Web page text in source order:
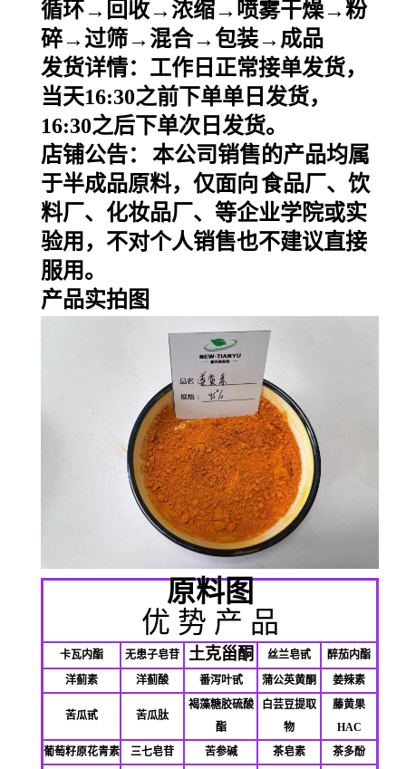
循环→回收→浓缩→喷雾干燥→粉
碎→过筛→混合→包装→成品
发货详情：工作日正常接单发货，
当天16:30之前下单单日发货，
16:30之后下单次日发货。
店铺公告：
本公司销售的产品均属
于半成品原料，仅面向食品厂、饮
料厂、化妆品厂、等企业学院或实
验用，不对个人销售也不建议直接
服用。
产品实拍图
原料图
优 势 产 品
卡瓦内酯 无患子皂苷 土克甾酮 丝兰皂甙
醉茄内酯
洋蓟素
洋蓟酸 番泻叶甙 蒲公英黄酮 姜辣素
苦瓜甙 苦瓜肽
褐藻糖胶硫酸
酯
白芸豆提取
物
藤黄果
HAC
葡萄籽原花青素
三七皂苷 苦参碱 茶皂素 茶多酚